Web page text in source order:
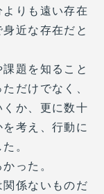
りも遠い存在
近な存在だと
題を知ること
だけでなく、
か、更に数十
考え、行動に
。
った。
係ないものだ